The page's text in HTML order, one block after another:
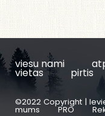
viesu nami
vietas pirtis
©2022 Copyright |
mums PRO